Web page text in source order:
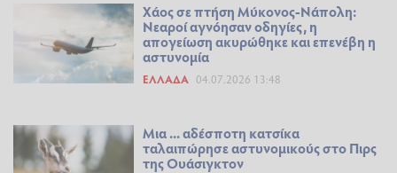
Χάος σε πτήση Μύκονος-Νάπολη:
Νεαροί αγνόησαν οδηγίες, η
απογείωση ακυρώθηκε και επενέβη η
αστυνομία
ΕΛΛΆΔΑ 04.07.2026 13:48
Μια ... αδέσποτη κατσίκα
ταλαιπώρησε αστυνομικούς στο Πιρς
της Ουάσιγκτον